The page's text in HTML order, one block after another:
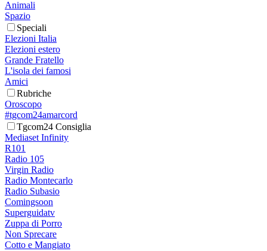
Animali
Spazio
Speciali
Elezioni Italia
Elezioni estero
Grande Fratello
L'isola dei famosi
Amici
Rubriche
Oroscopo
#tgcom24amarcord
Tgcom24 Consiglia
Mediaset Infinity
R101
Radio 105
Virgin Radio
Radio Montecarlo
Radio Subasio
Comingsoon
Superguidatv
Zuppa di Porro
Non Sprecare
Cotto e Mangiato